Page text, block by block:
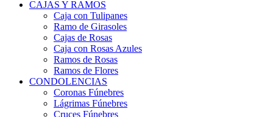
CAJAS Y RAMOS
Caja con Tulipanes
Ramo de Girasoles
Cajas de Rosas
Caja con Rosas Azules
Ramos de Rosas
Ramos de Flores
CONDOLENCIAS
Coronas Fúnebres
Lágrimas Fúnebres
Cruces Fúnebres